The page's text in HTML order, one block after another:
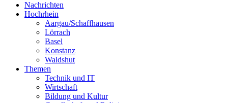
Nachrichten
Hochrhein
Aargau/Schaffhausen
Lörrach
Basel
Konstanz
Waldshut
Themen
Technik und IT
Wirtschaft
Bildung und Kultur